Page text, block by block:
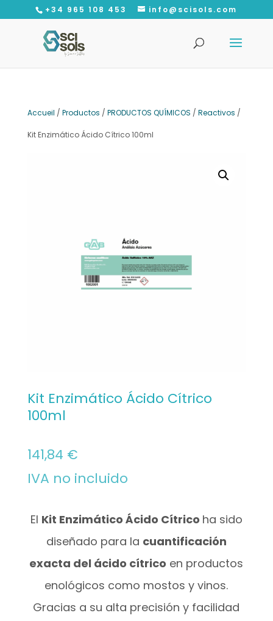
+34 965 108 453 info@scisols.com
Recherche
de
produits
Accueil / Productos / PRODUCTOS QUÍMICOS / Reactivos /
Kit Enzimático Ácido Cítrico 100ml
Kit Enzimático Ácido Cítrico
100ml
141,84 €
IVA no incluido
El Kit Enzimático Ácido Cítrico ha sido
diseñado para la cuantificación
exacta del ácido cítrico en productos
enológicos como mostos y vinos.
Gracias a su alta precisión y facilidad